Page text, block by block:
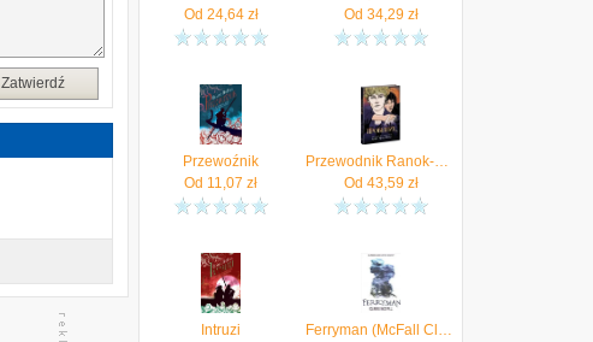
Zatwierdź
Od 24,64zł
Od 34,29 zł
Przewoźnik
Od 11,07 zł
Przewodnik Ranok-Creative
Od 43,59 zł
Intruzi
Ferryman (McFall Claire)